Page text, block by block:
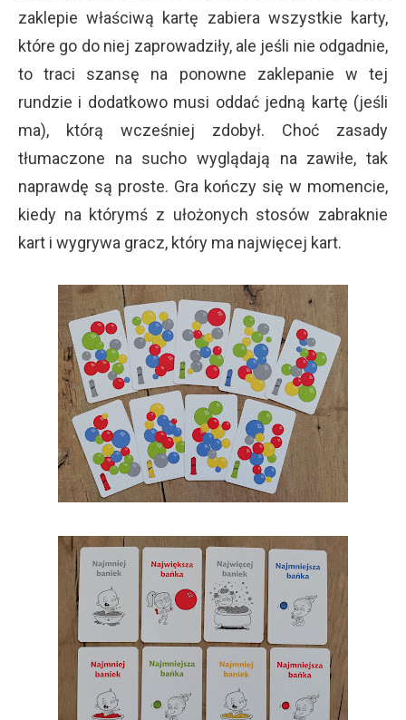
zaklepie właściwą kartę zabiera wszystkie karty,
które go do niej zaprowadziły, ale jeśli nie odgadnie,
to traci szansę na ponowne zaklepanie w tej
rundzie i dodatkowo musi oddać jedną kartę (jeśli
ma), którą wcześniej zdobył. Choć zasady
tłumaczone na sucho wyglądają na zawiłe, tak
naprawdę są proste. Gra kończy się w momencie,
kiedy na którymś z ułożonych stosów zabraknie
kart i wygrywa gracz, który ma najwięcej kart.